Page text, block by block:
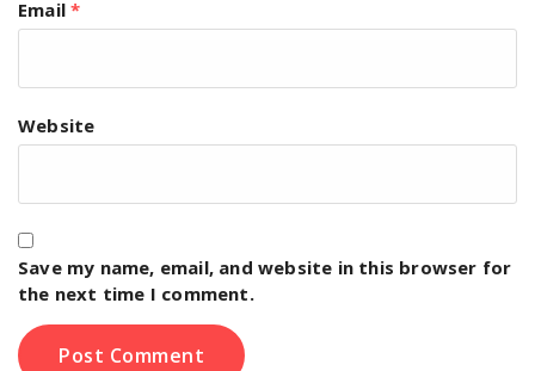
Email*
Website
Save my name, email, and website in this browser for
the next time I comment.